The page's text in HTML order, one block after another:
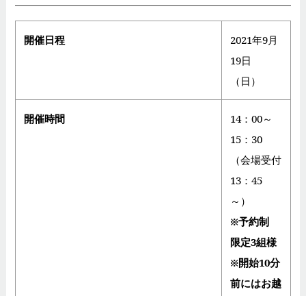
開催日程
2021年9月
19日
（日）
開催時間
14：00～
15：30
（会場受付
13：45
～）
※予約制
限定3組様
※開始10分
前にはお越